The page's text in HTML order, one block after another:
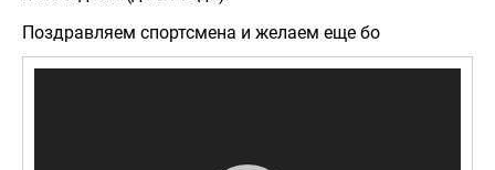
Поздравляем спортсмена и желаем еще бо